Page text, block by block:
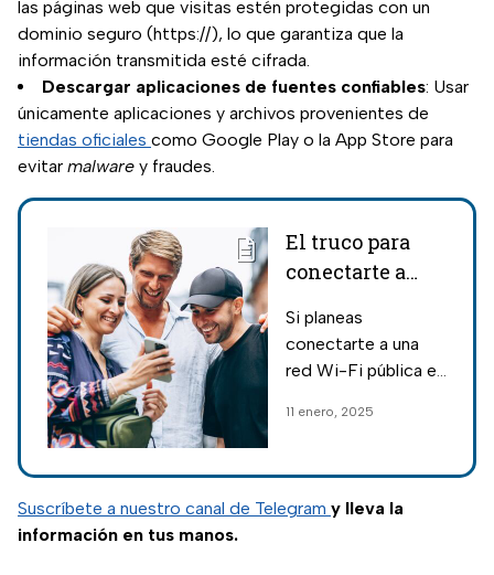
las páginas web que visitas estén protegidas con un
dominio seguro (https://), lo que garantiza que la
información transmitida esté cifrada.
Descargar aplicaciones de fuentes confiables: Usar
únicamente aplicaciones y archivos provenientes de
tiendas oficiales como Google Play o la App Store para
evitar malware y fraudes.
El truco para
conectarte a
WIFI pública
sin arriesgar tu
Si planeas
conectarte a una
red Wi-Fi pública en
aeropuertos o
subestimes los
riesgos que esto
11 enero, 2025
Suscríbete a nuestro canal de Telegram y lleva la
información en tus manos.